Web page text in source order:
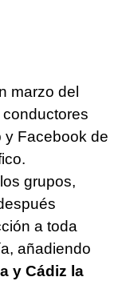
marzo del
y Facebook de
grupos,
a toda
añadiendo
y Cádiz la